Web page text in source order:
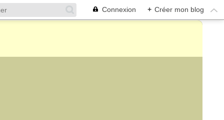
Connexion + Créer mon blog